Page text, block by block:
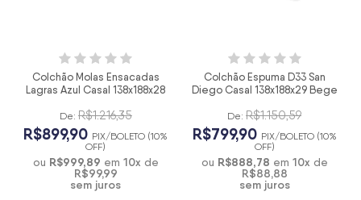
Colchão Molas Ensacadas
Lagras Azul Casal 138x188x28
De: R$1.216,35
R$899,90 PIX/BOLETO (10%
OFF)
ou R$999,89 em 10x de
R$99,99
sem juros
Colchão Espuma D33 San
Diego Casal 138x188x29 Bege
De: R$1.150,59
R$799,90 PIX/BOLETO (10%
OFF)
ou R$888,78 em 10x de
R$88,88
sem juros